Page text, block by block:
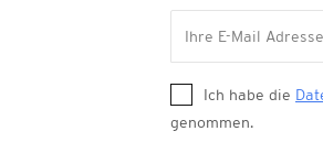
Ich habe die
genommen.